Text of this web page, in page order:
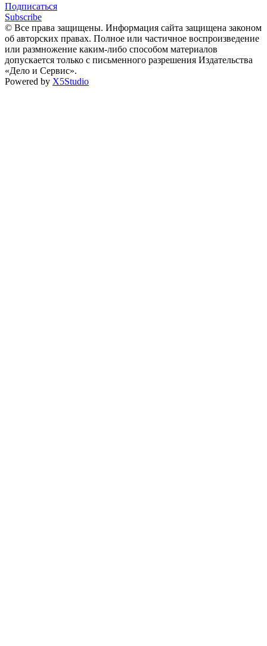
Подписаться
Subscribe
© Все права защищены. Информация сайта защищена законом
об авторских правах. Полное или частичное воспроизведение
или размножение каким-либо способом материалов
допускается только с письменного разрешения Издательства
«Дело и Сервис».
Powered by X5Studio